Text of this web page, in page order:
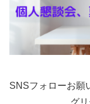
SNSフォローお願
グ